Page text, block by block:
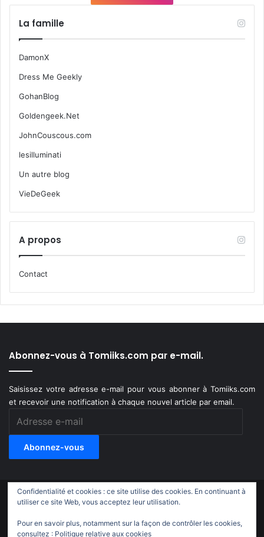
La famille
DamonX
Dress Me Geekly
GohanBlog
Goldengeek.Net
JohnCouscous.com
lesilluminati
Un autre blog
VieDeGeek
A propos
Contact
Abonnez-vous à Tomiiks.com par e-mail.
Saisissez votre adresse e-mail pour vous abonner à Tomiiks.com
et recevoir une notification à chaque nouvel article par email.
Abonnez-vous
© Copyright 2011-2018, All Rights Reserved |
X YouTubeInstagram
TwitchTikTok
Confidentialité et cookies : ce site utilise des cookies. En continuant à
utiliser ce site Web, vous acceptez leur utilisation.
Pour en savoir plus, notamment sur la façon de contrôler les cookies,
consultez : Politique relative aux cookies